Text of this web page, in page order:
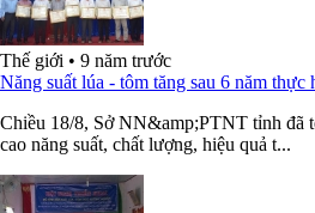
Thế giới • 9 năm trước
Năng suất lúa - tôm tăng sau 6 năm thực
Chiều 18/8, Sở NN&amp;PTNT tỉnh đã
cao năng suất, chất lượng, hiệu quả t...